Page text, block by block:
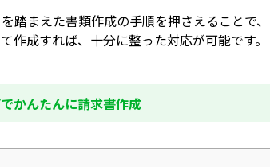
踏まえた書類作成の手順を押さえることで
作成すれば、十分に整った対応が可能です。
かんたんに請求書作成